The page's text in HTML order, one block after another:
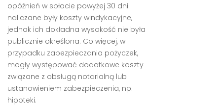
opóźnień w spłacie powyżej 30 dni
naliczane były koszty windykacyjne,
jednak ich dokładna wysokość nie była
publicznie określona. Co więcej, w
przypadku zabezpieczania pożyczek,
mogły występować dodatkowe koszty
związane z obsługą notarialną lub
ustanowieniem zabezpieczenia, np.
hipoteki.